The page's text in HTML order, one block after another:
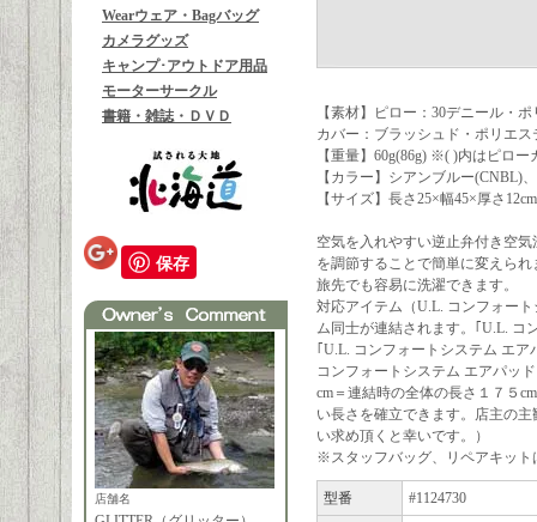
Wearウェア・Bagバッグ
カメラグッズ
キャンプ･アウトドア用品
モーターサークル
書籍・雑誌・ＤＶＤ
保存
店舗名
【素材】ピロー：30デニール・
カバー：ブラッシュド・ポリエス
【重量】60g(86g) ※( )内はピロ
【カラー】シアンブルー(CNBL)
【サイズ】長さ25×幅45×厚さ12cm
空気を入れやすい逆止弁付き空
を調節することで簡単に変えら
旅先でも容易に洗濯できます。
対応アイテム（U.L. コンフォー
ム同士が連結されます。｢U.L. コ
｢U.L. コンフォートシステム エ
コンフォートシステム エアパッ
cm＝連結時の全体の長さ１７５
い長さを確立できます。店主の
い求め頂くと幸いです。）
※スタッフバッグ、リペアキット
型番 #1124730